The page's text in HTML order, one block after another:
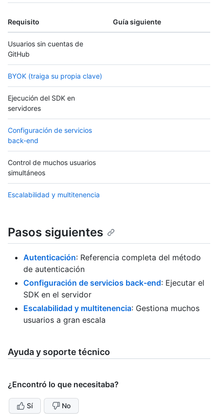
Requisito Guía siguiente
Usuarios sin cuentas de
GitHub
BYOK (traiga su propia clave)
Ejecución del SDK en
servidores
Configuración de servicios
back-end
Control de muchos usuarios
simultáneos
Escalabilidad y multitenencia
Pasos siguientes
Autenticación: Referencia completa del método
de autenticación
Configuración de servicios back-end: Ejecutar el
SDK en el servidor
Escalabilidad y multitenencia: Gestiona muchos
usuarios a gran escala
Ayuda y soporte técnico
¿Encontró lo que necesitaba?
Sí No